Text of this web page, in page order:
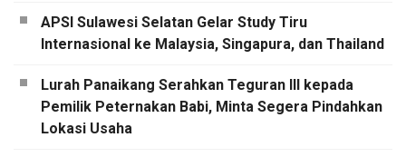
APSI Sulawesi Selatan Gelar Study Tiru
Internasional ke Malaysia, Singapura, dan Thailand
Lurah Panaikang Serahkan Teguran III kepada
Pemilik Peternakan Babi, Minta Segera Pindahkan
Lokasi Usaha